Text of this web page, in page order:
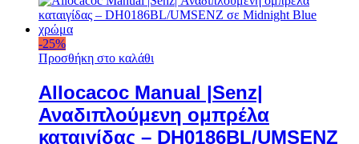
-25%
Προσθήκη στο καλάθι
Allocacoc Manual |Senz|
Αναδιπλούμενη ομπρέλα
καταιγίδας – DH0186BL/UMSENZ